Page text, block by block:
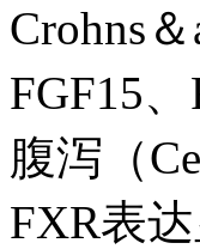
Crohns
FGF15
腹泻（
FXR表